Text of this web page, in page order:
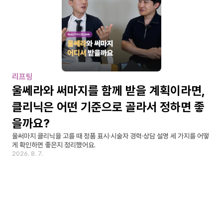
리프팅
울쎄라와 써마지를 함께 받을 계획이라면,
클리닉은 어떤 기준으로 골라서 정하면 좋
을까요?
울써마지 클리닉을 고를 때 정품 표시·시술자 경력·상담 설명 세 가지를 어떻
게 확인하면 좋은지 정리했어요.
2026. 8. 7.